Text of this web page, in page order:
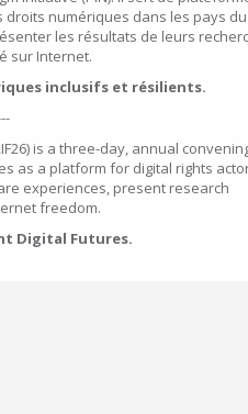
numériques dans les pays du
les résultats de leurs
sur Internet.
inclusifs et résilients.
is a three-day, annual
as a platform for digital rights
experiences, present research
freedom.
Digital Futures.